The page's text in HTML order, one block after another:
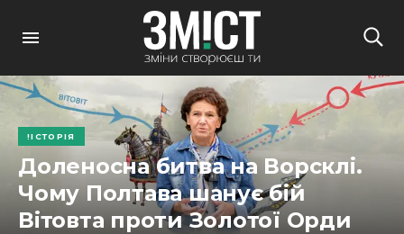
ІСТОРІЯ
Доленосна битва на Ворсклі.
Чому Полтава шанує бій
Вітовта проти Золотої Орди